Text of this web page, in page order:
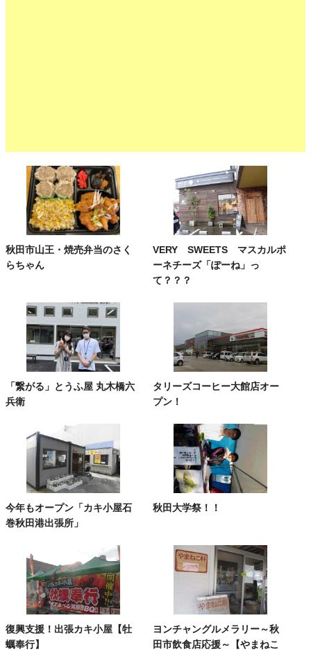
秋田市山王・焼売弁当のさく
らちゃん
VERY SWEETS マスカルポ
ーネチーズ「ぽーね」っ
て？？？
「繋がる」とうふ屋 丸木橋六
兵衛
タリーズコーヒー大館店オー
プン！
今年もオープン「カキ小屋石
巻秋田港出張所」
秋田大学祭！！
復興支援！出張カキ小屋【牡
蠣奉行】
ヨンチャングルメラリー～秋
田市飲食店応援～【やまねこ